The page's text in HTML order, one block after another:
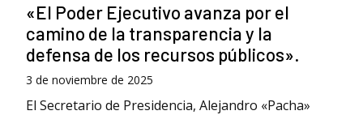
«El Poder Ejecutivo avanza por el
camino de la transparencia y la
defensa de los recursos públicos».
3 de noviembre de 2025
El Secretario de Presidencia, Alejandro «Pacha»